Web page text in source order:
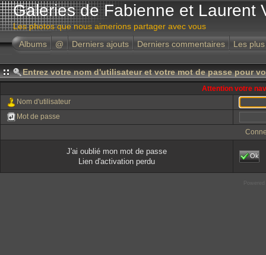
Galeries de Fabienne et Laurent
Les photos que nous aimerions partager avec vous
Albums
@ Derniers ajouts Derniers commentaires Les
Entrez votre nom d'utilisateur et votre mot de passe pour
Attention votre
Nom d'utilisateur
Mot de passe
J'ai oublié mon mot de passe
Lien d'activation perdu
Ok